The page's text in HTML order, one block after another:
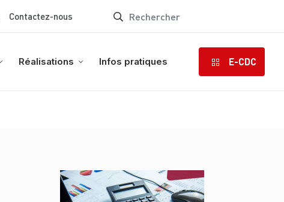
Contactez-nous
Réalisations Infos pratiques E-CDC